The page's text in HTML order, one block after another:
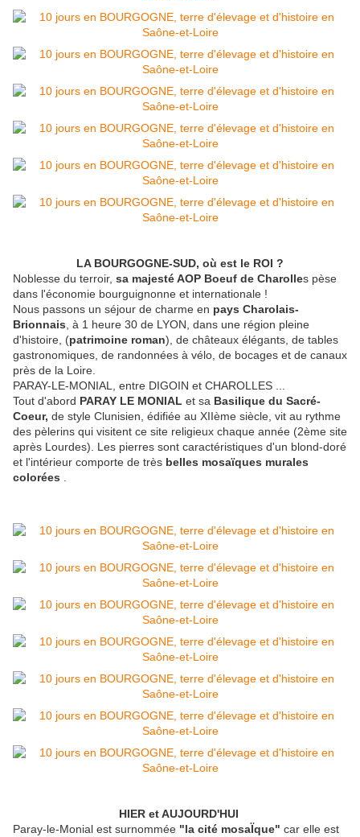
LA BOURGOGNE-SUD, où est le ROI ?
Noblesse du terroir, sa majesté AOP Boeuf de Charolles pèse
dans l'économie bourguignonne et internationale !
Nous passons un séjour de charme en pays Charolais-
Brionnais , à 1 heure 30 de LYON, dans une région pleine
d'histoire, (patrimoine roman), de châteaux élégants, de tables
gastronomiques, de randonnées à vélo, de bocages et de canaux
près de la Loire.
PARAY-LE-MONIAL, entre DIGOIN et CHAROLLES ...
Tout d'abord PARAY LE MONIAL et sa Basilique du Sacré-
Coeur, de style Clunisien, édifiée au XIIème siècle, vit au rythme
des pèlerins qui visitent ce site religieux chaque année (2ème site
après Lourdes). Les pierres sont caractéristiques d'un blond-doré
et l'intérieur comporte de très belles mosaïques murales
colorées
HIER et AUJOURD'HUI
Paray-le-Monial est surnommée "la cité mosaÏque" car elle est